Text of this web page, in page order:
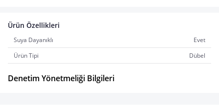
Ürün Özellikleri
Suya Dayanıklı
Evet
Ürün Tipi
Dübel
Denetim Yönetmeliği Bilgileri